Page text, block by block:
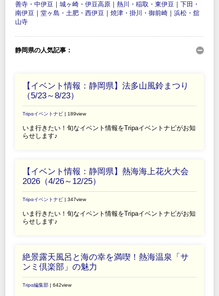
善寺・中伊豆 ｜ 城ヶ崎・伊豆高原 ｜ 熱川・稲取・東伊豆 ｜ 下田・
南伊豆 ｜ 堂ヶ島・土肥・西伊豆 ｜ 焼津・掛川・御前崎 ｜ 浜松・舘
山寺
静岡県の人気記事：
【イベント情報：静岡県】法多山風鈴まつり
（5/23～8/23）
Tripαイベントナビ | 189view
いま行きたい！旬なイベント情報をTripaイベントナビがお知
らせします♪
【イベント情報：静岡県】熱海海上花火大会
2026（4/26～12/25）
Tripαイベントナビ | 347view
いま行きたい！旬なイベント情報をTripaイベントナビがお知
らせします♪
絶景露天風呂と海の幸を満喫！熱海温泉「サ
ンミ倶楽部」の魅力
Tripα編集部 | 642view